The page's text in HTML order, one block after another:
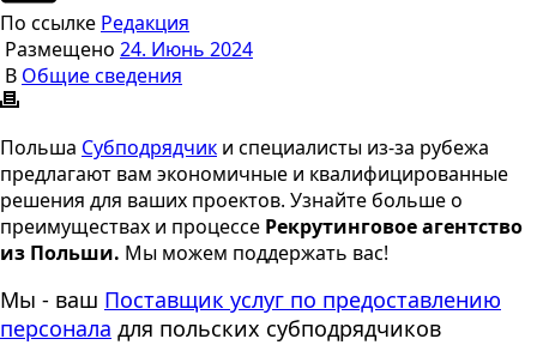
По ссылке Редакция
Размещено 24. Июнь 2024
В Общие сведения
Польша Субподрядчик и специалисты из-за рубежа
предлагают вам экономичные и квалифицированные
решения для ваших проектов. Узнайте больше о
преимуществах и процессе Рекрутинговое агентство
из Польши. Мы можем поддержать вас!
Мы - ваш Поставщик услуг по предоставлению
персонала для польских субподрядчиков